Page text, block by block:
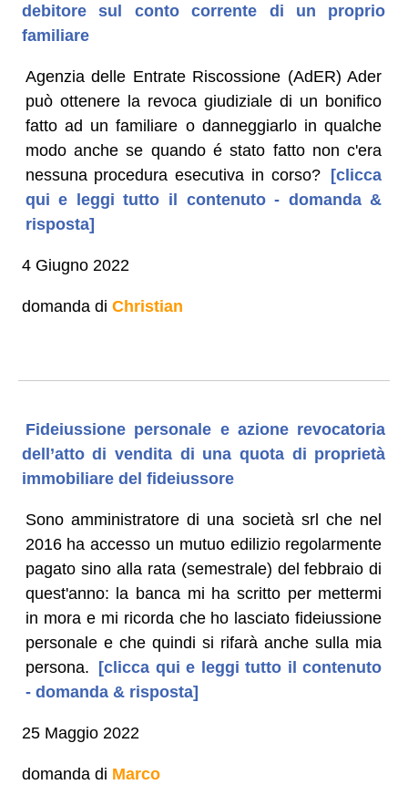
debitore sul conto corrente di un proprio
familiare
Agenzia delle Entrate Riscossione (AdER) Ader
può ottenere la revoca giudiziale di un bonifico
fatto ad un familiare o danneggiarlo in qualche
modo anche se quando é stato fatto non c'era
nessuna procedura esecutiva in corso?
[clicca
qui e leggi tutto il contenuto - domanda &
risposta]
4 Giugno 2022
domanda di Christian
Fideiussione personale e azione revocatoria
dell’atto di vendita di una quota di proprietà
immobiliare del fideiussore
Sono amministratore di una società srl che nel
2016 ha accesso un mutuo edilizio regolarmente
pagato sino alla rata (semestrale) del febbraio di
quest'anno: la banca mi ha scritto per mettermi
in mora e mi ricorda che ho lasciato fideiussione
personale e che quindi si rifarà anche sulla mia
persona. [clicca qui e leggi tutto il contenuto
- domanda & risposta]
25 Maggio 2022
domanda di Marco